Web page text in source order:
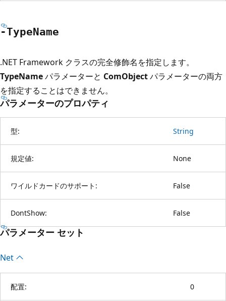
-TypeName
.NET Framework クラスの完全修飾名を指定します。
TypeNameパラメーターと ComObjectパラメーターの両方
を指定することはできません。
パラメーターのプロパティ
型: String
規定値: None
ワイルドカードのサポート: False
DontShow: False
パラメーター セット
Net
配置: 0